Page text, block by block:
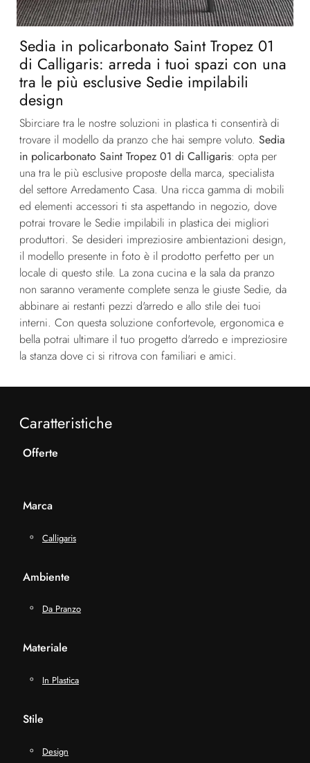
Sedia in policarbonato Saint Tropez 01
di Calligaris: arreda i tuoi spazi con una
tra le più esclusive Sedie impilabili
design
Sbirciare tra le nostre soluzioni in plastica ti consentirà di
trovare il modello da pranzo che hai sempre voluto. Sedia
in policarbonato Saint Tropez 01 di Calligaris: opta per
una tra le più esclusive proposte della marca, specialista
del settore Arredamento Casa. Una ricca gamma di mobili
ed elementi accessori ti sta aspettando in negozio, dove
potrai trovare le Sedie impilabili in plastica dei migliori
produttori. Se desideri impreziosire ambientazioni design,
il modello presente in foto è il prodotto perfetto per un
locale di questo stile. La zona cucina e la sala da pranzo
non saranno veramente complete senza le giuste Sedie, da
abbinare ai restanti pezzi d'arredo e allo stile dei tuoi
interni. Con questa soluzione confortevole, ergonomica e
bella potrai ultimare il tuo progetto d'arredo e impreziosire
la stanza dove ci si ritrova con familiari e amici.
Caratteristiche
Offerte
Marca
Calligaris
Ambiente
Da Pranzo
Materiale
In Plastica
Stile
Design